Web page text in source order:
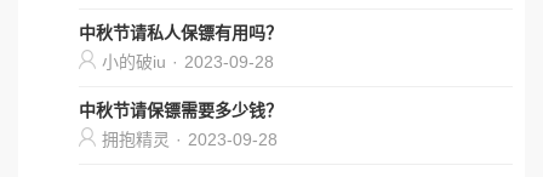
中秋节请私人保镖有用吗？
小的破iu · 2023-09-28
中秋节请保镖需要多少钱？
拥抱精灵 · 2023-09-28